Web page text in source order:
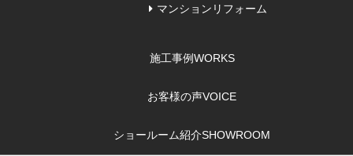
マンションリフォーム
施工事例WORKS
お客様の声VOICE
ショールーム紹介SHOWROOM